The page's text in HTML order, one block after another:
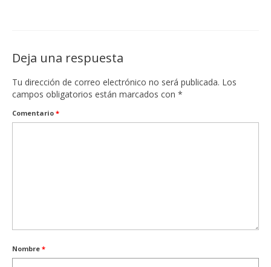
Deja una respuesta
Tu dirección de correo electrónico no será publicada. Los
campos obligatorios están marcados con *
Comentario *
Nombre *